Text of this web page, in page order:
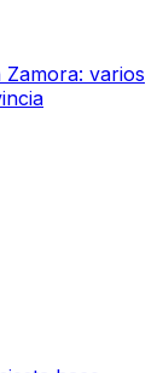
Zamora: varios